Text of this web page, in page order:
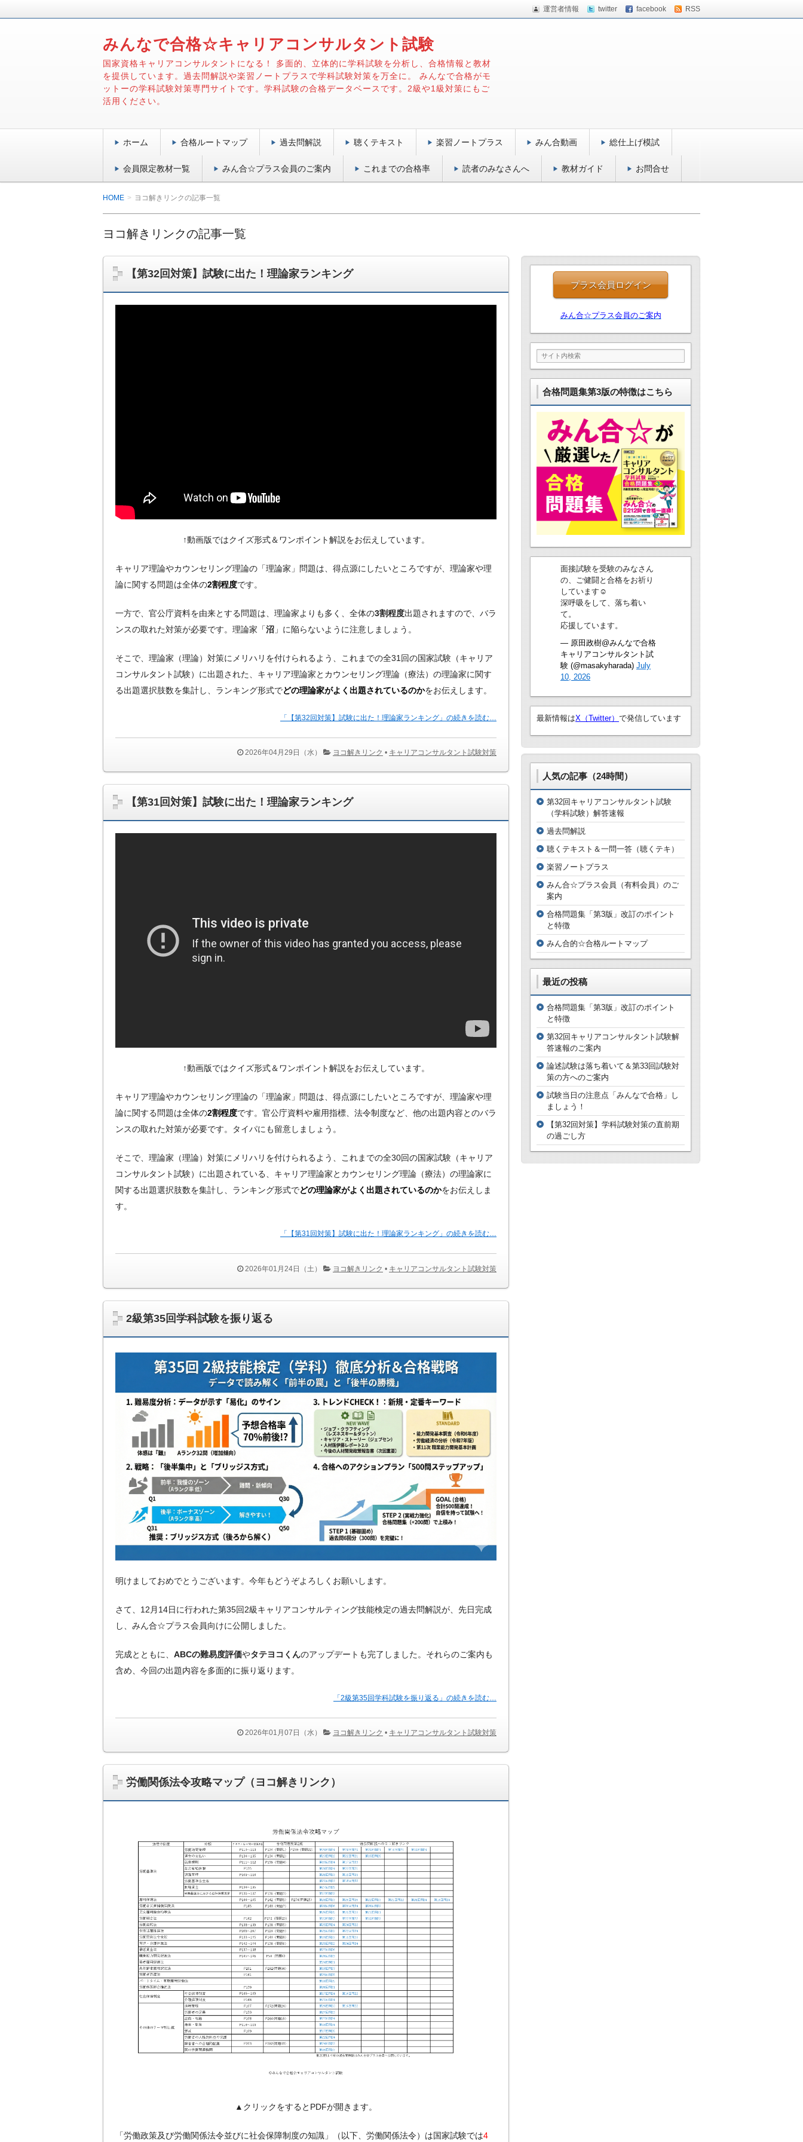
運営者情報 twitter facebook RSS
みんなで合格☆キャリアコンサルタント試験
国家資格キャリアコンサルタントになる！ 多面的、立体的に学科試験を分析し、合格情報と教材
を提供しています。過去問解説や楽習ノートプラスで学科試験対策を万全に。 みんなで合格がモ
ットーの学科試験対策専門サイトです。学科試験の合格データベースです。2級や1級対策にもご
活用ください。
ホーム 合格ルートマップ 過去問解説 聴くテキスト 楽習ノートプラス みん合動画 総仕上げ模試
会員限定教材一覧 みん合☆プラス会員のご案内 これまでの合格率 読者のみなさんへ 教材ガイド お問合せ
HOME ヨコ解きリンクの記事一覧
ヨコ解きリンクの記事一覧
【第32回対策】試験に出た！理論家ランキング
↑動画版ではクイズ形式＆ワンポイント解説をお伝えしています。
キャリア理論やカウンセリング理論の「理論家」問題は、得点源にしたいところですが、理論家や理
論に関する問題は全体の2割程度です。
一方で、官公庁資料を由来とする問題は、理論家よりも多く、全体の3割程度出題されますので、バラ
ンスの取れた対策が必要です。理論家「沼 」に陥らないように注意しましょう。
そこで、理論家（理論）対策にメリハリを付けられるよう、これまでの全31回の国家試験（キャリア
コンサルタント試験）に出題された、キャリア理論家とカウンセリング理論（療法）の理論家に関す
る出題選択肢数を集計し、ランキング形式でどの理論家がよく出題されているのかをお伝えします。
「【第32回対策】試験に出た！理論家ランキング」の続きを読む…
2026年04月29日（水） ヨコ解きリンク • キャリアコンサルタント試験対策
【第31回対策】試験に出た！理論家ランキング
↑動画版ではクイズ形式＆ワンポイント解説をお伝えしています。
キャリア理論やカウンセリング理論の「理論家」問題は、得点源にしたいところですが、理論家や理
論に関する問題は全体の2割程度です。官公庁資料や雇用指標、法令制度など、他の出題内容とのバラ
ンスの取れた対策が必要です。タイパにも留意しましょう。
そこで、理論家（理論）対策にメリハリを付けられるよう、これまでの全30回の国家試験（キャリア
コンサルタント試験）に出題されている、キャリア理論家とカウンセリング理論（療法）の理論家に
関する出題選択肢数を集計し、ランキング形式でどの理論家がよく出題されているのかをお伝えしま
す。
「【第31回対策】試験に出た！理論家ランキング」の続きを読む…
2026年01月24日（土） ヨコ解きリンク • キャリアコンサルタント試験対策
2級第35回学科試験を振り返る
明けましておめでとうございます。今年もどうぞよろしくお願いします。
さて、12月14日に行われた第35回2級キャリアコンサルティング技能検定の過去問解説が、先日完成
し、みん合☆プラス会員向けに公開しました。
完成とともに、 ABCの難易度評価やタテヨコくんのアップデートも完了しました。それらのご案内も
含め、今回の出題内容を多面的に振り返ります。
「2級第35回学科試験を振り返る」の続きを読む…
2026年01月07日（水） ヨコ解きリンク • キャリアコンサルタント試験対策
労働関係法令攻略マップ（ヨコ解きリンク）
▲クリックをするとPDFが開きます。
「労働政策及び労働関係法令並びに社会保障制度の知識」（以下、労働関係法令）は国家試験では4
プラス会員ログイン
みん合☆プラス会員のご案内
合格問題集第3版の特徴はこちら
面接試験を受験のみなさん
の、ご健闘と合格をお祈り
しています☺
深呼吸をして、落ち着い
て。
応援しています。
— 原田政樹@みんなで合格
キャリアコンサルタント試
験 (@masakyharada) July
10, 2026
最新情報はX（Twitter） で発信しています
人気の記事（24時間）
第32回キャリアコンサルタント試験
（学科試験）解答速報
過去問解説
聴くテキスト＆一問一答（聴くテキ）
楽習ノートプラス
みん合☆プラス会員（有料会員）のご
案内
合格問題集「第3版」改訂のポイント
と特徴
みん合的☆合格ルートマップ
最近の投稿
合格問題集「第3版」改訂のポイント
と特徴
第32回キャリアコンサルタント試験解
答速報のご案内
論述試験は落ち着いて＆第33回試験対
策の方へのご案内
試験当日の注意点「みんなで合格」し
ましょう！
【第32回対策】学科試験対策の直前期
の過ごし方